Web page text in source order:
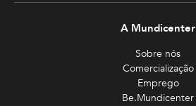
A Mundicenter
Sobre nós
Comercialização
Emprego
Be.Mundicenter